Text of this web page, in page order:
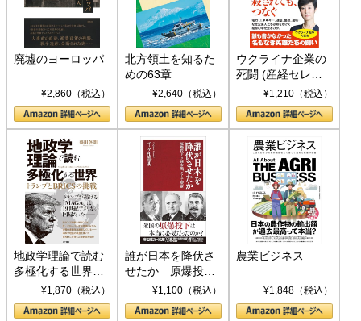
廃墟のヨーロッパ
¥2,860（税込）
北方領土を知るた
めの63章
¥2,640（税込）
ウクライナ企業の
死闘 (産経セレク
ト S 039)¥1,210（税込）
地政学理論で読む
多極化する世界：
トランプとBRICS
の挑戦
¥1,870（税込）
誰が日本を降伏さ
せたか 原爆投
下、ソ連参戦、そ
して聖断 (PHP新
書)
¥1,100（税込）
農業ビジネス
¥1,848（税込）